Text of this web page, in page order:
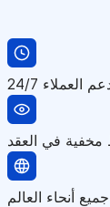
العملاء 24/7
في العقد
أنحاء العالم